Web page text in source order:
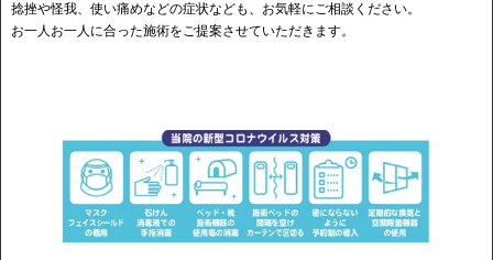
捻挫や怪我、使い痛めなどの症状なども、お気軽にご相談ください。
お一人お一人に合った施術をご提案させていただきます。